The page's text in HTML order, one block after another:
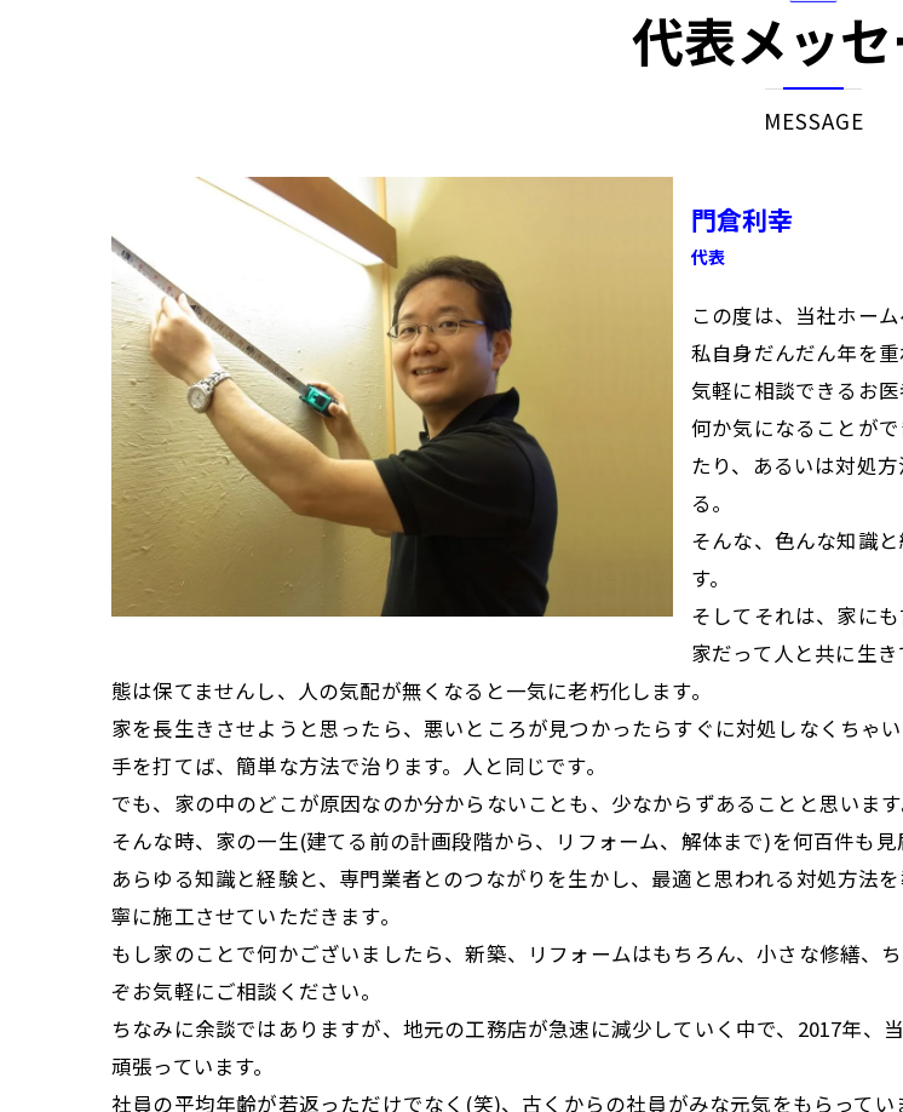
代表メッ
MESSAGE
門倉利幸
代表
この度は、当社ホー
私自身だんだん年を
気軽に相談できるお
何か気になることが
たり、あるいは対処
る。
そんな、色んな知識
す。
そしてそれは、家にも
家だって人と共に生
態は保てませんし、人の気配が無くなると一気に老朽化します。
家を長生きさせようと思ったら、悪いところが見つかったらすぐに対処しなくちゃ
手を打てば、簡単な方法で治ります。人と同じです。
でも、家の中のどこが原因なのか分からないことも、少なからずあることと思います
そんな時、家の一生(建てる前の計画段階から、リフォーム、解体まで)を何百件も見
あらゆる知識と経験と、専門業者とのつながりを生かし、最適と思われる対処方法
寧に施工させていただきます。
もし家のことで何かございましたら、新築、リフォームはもちろん、小さな修繕、
ぞお気軽にご相談ください。
ちなみに余談ではありますが、地元の工務店が急速に減少していく中で、2017年
頑張っています。
社員の平均年齢が若返っただけでなく(笑)、古くからの社員がみな元気をもらって